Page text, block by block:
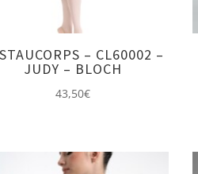
– CL60002 –
JUDY – BLOCH
43,50€